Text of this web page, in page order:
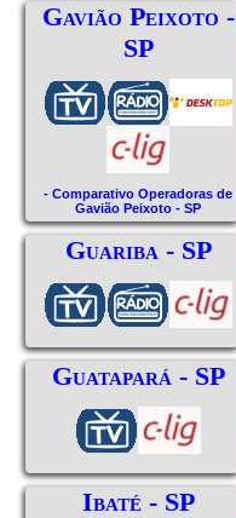
Gavião Peixoto -
SP
- Comparativo Operadoras de
Gavião Peixoto - SP
Guariba - SP
Guatapará - SP
Ibaté - SP